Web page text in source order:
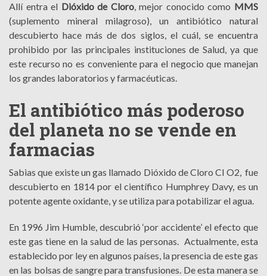
Allí entra el Dióxido de Cloro, mejor conocido como MMS
(suplemento mineral milagroso), un antibiótico natural
descubierto hace más de dos siglos, el cuál, se encuentra
prohibido por las principales instituciones de Salud, ya que
este recurso no es conveniente para el negocio que manejan
los grandes laboratorios y farmacéuticas.
El antibiótico más poderoso
del planeta no se vende en
farmacias
Sabias que existe un gas llamado Dióxido de Cloro Cl O2, fue
descubierto en 1814 por el científico Humphrey Davy, es un
potente agente oxidante, y se utiliza para potabilizar el agua.
En 1996 Jim Humble, descubrió ‘por accidente’ el efecto que
este gas tiene en la salud de las personas. Actualmente, esta
establecido por ley en algunos países, la presencia de este gas
en las bolsas de sangre para transfusiones. De esta manera se